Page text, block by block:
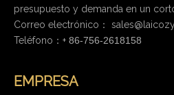
presupuesto y demanda en un
Correo electrónico：
Teléfono：+ 86-756-2618158
EMPRESA